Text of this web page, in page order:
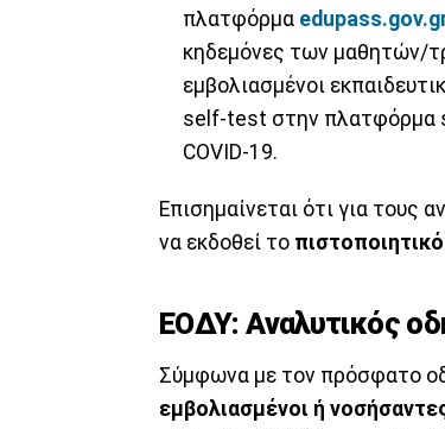
πλατφόρμα
κηδεμόνες των μαθητών/
εμβολιασμένοι
self-test στην πλατφόρμα
COVID-19.
Επισημαίνεται ότι για τους
να εκδοθεί το
ΕΟΔΥ: Αναλυτικός
Σύμφωνα με τον πρόσφατο
εμβολιασμένοι ή